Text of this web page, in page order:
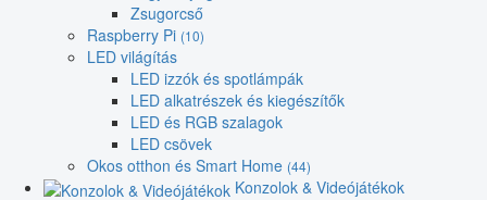
Zsugorcső
Raspberry Pi (10)
LED világítás
LED izzók és spotlámpák
LED alkatrészek és kiegészítők
LED és RGB szalagok
LED csövek
Okos otthon és Smart Home (44)
Konzolok & Videójátékok